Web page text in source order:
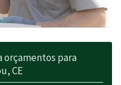
orçamentos para
CE